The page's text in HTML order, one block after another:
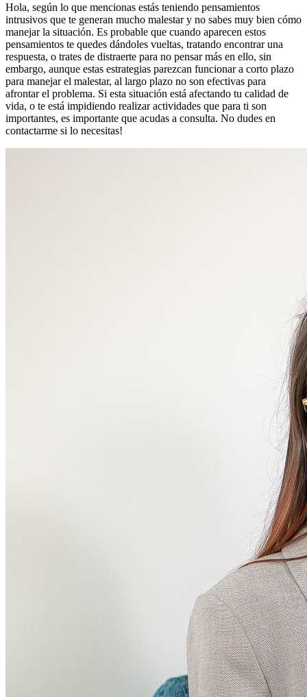
Hola, según lo que mencionas estás teniendo pensamientos
intrusivos que te generan mucho malestar y no sabes muy bien cómo
manejar la situación. Es probable que cuando aparecen estos
pensamientos te quedes dándoles vueltas, tratando encontrar una
respuesta, o trates de distraerte para no pensar más en ello, sin
embargo, aunque estas estrategias parezcan funcionar a corto plazo
para manejar el malestar, al largo plazo no son efectivas para
afrontar el problema. Si esta situación está afectando tu calidad de
vida, o te está impidiendo realizar actividades que para ti son
importantes, es importante que acudas a consulta. No dudes en
contactarme si lo necesitas!